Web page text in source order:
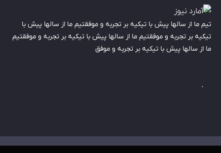
تیم ما از سالها پیش با تیکیه بر تجربه و موفقتیم ما از سالها پیش با
تیکیه بر تجربه و موفقتیم ما از سالها پیش با تیکیه بر تجربه و موفقتیم
ما از سالها پیش با تیکیه بر تجربه و موفق
.